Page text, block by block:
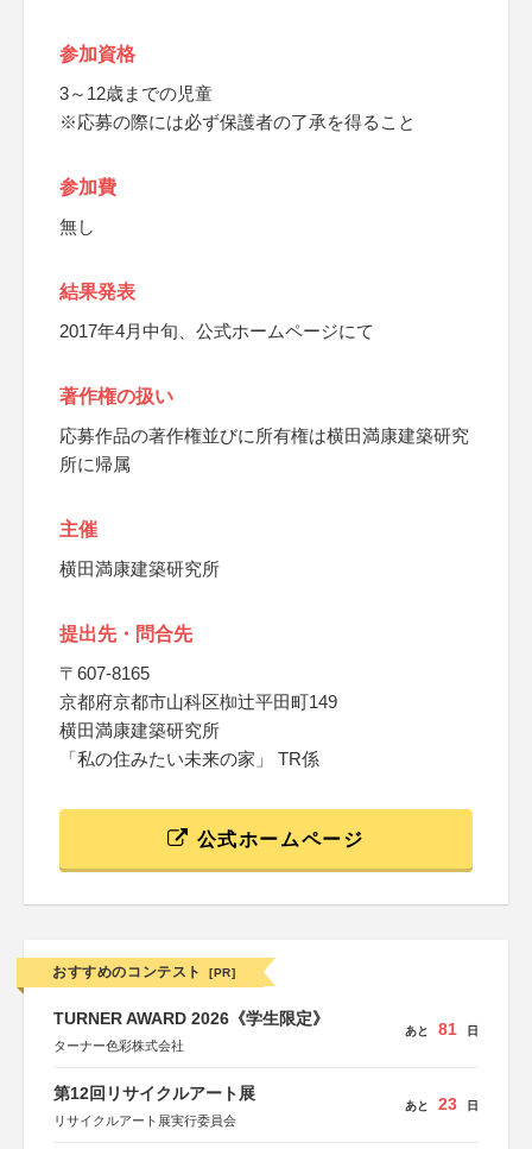
参加資格
3～12歳までの児童
※応募の際には必ず保護者の了承を得ること
参加費
無し
結果発表
2017年4月中旬、公式ホームページにて
著作権の扱い
応募作品の著作権並びに所有権は横田満康建築研究
所に帰属
主催
横田満康建築研究所
提出先・問合先
〒607-8165
京都府京都市山科区椥辻平田町149
横田満康建築研究所
「私の住みたい未来の家」 TR係
公式ホームページ
おすすめのコンテスト [PR]
TURNER AWARD 2026《学生限定》
ターナー色彩株式会社
あと 81 日
第12回リサイクルアート展
リサイクルアート展実行委員会
あと 23 日